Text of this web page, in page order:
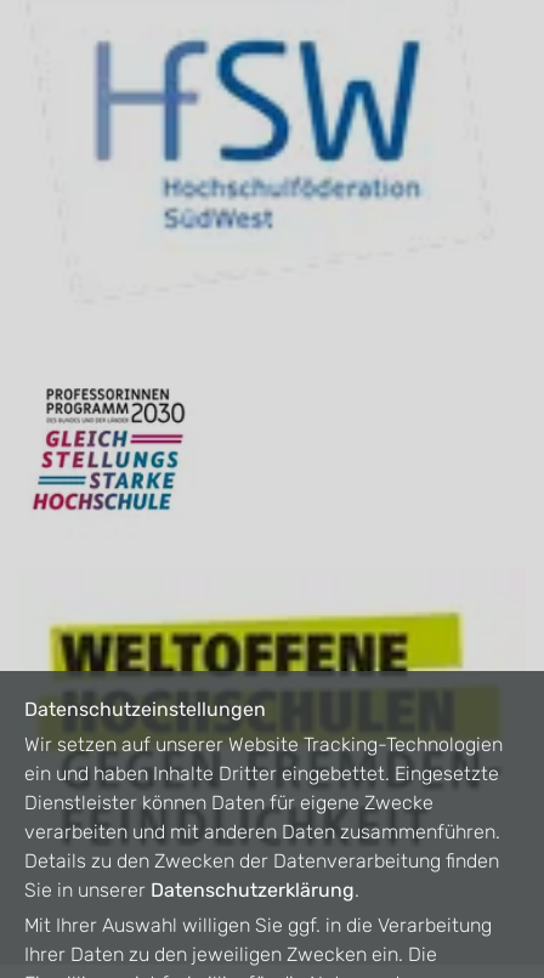
Datenschutzeinstellungen
Wir setzen auf unserer Website Tracking-Technologien
ein und haben Inhalte Dritter eingebettet. Eingesetzte
Dienstleister können Daten für eigene Zwecke
verarbeiten und mit anderen Daten zusammenführen.
Details zu den Zwecken der Datenverarbeitung finden
Sie in unserer Datenschutzerklärung.
Mit Ihrer Auswahl willigen Sie ggf. in die Verarbeitung
Ihrer Daten zu den jeweiligen Zwecken ein. Die